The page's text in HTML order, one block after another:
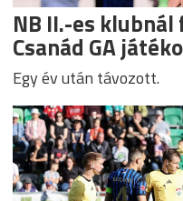
NB II.-es
Csanád GA
Egy év után távozott.